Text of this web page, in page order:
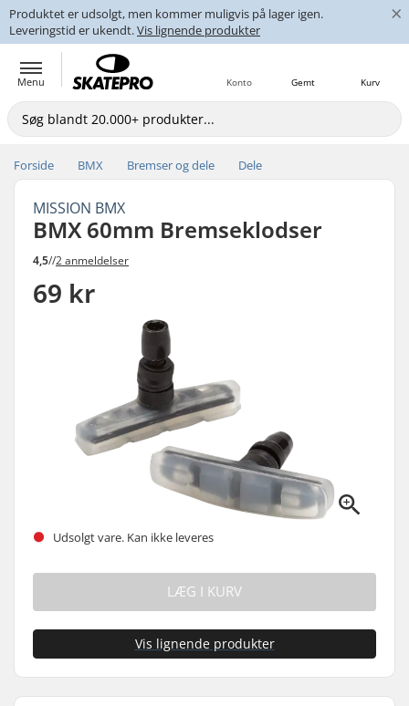
Produktet er udsolgt, men kommer muligvis på lager igen.
Leveringstid er ukendt.Vis lignende produkter
×
Menu Kurv
Gemt
Konto
Forside BMX Bremser og dele Dele
MISSION BMX
BMX 60mm Bremseklodser
4,5//2 anmeldelser
69 kr
Udsolgt vare. Kan ikke leveres
LÆG I KURV
Vis lignende produkter